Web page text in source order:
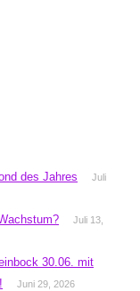
des Jahres
Juli
Juli 13,
30.06. mit
Juni 29, 2026